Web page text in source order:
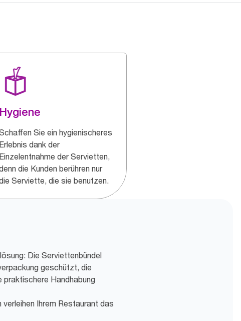
Hygiene
Sie ein hygienischeres
Erlebnis dank der
Einzelentnahme der Servietten,
die Kunden berühren nur
Serviette, die sie benutzen.
Die Serviettenbündel
geschützt, die
praktischere Handhabung
Ihrem Restaurant das